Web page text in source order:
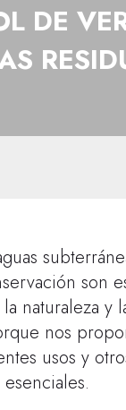
DE
son
naturaleza y
nos
usos y